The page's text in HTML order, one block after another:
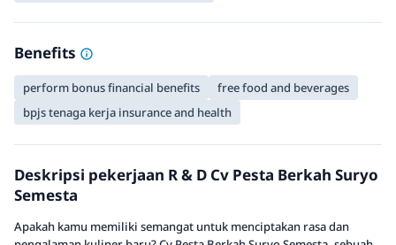
Benefits
perform bonus financial benefits
free food and beverages
bpjs tenaga kerja insurance and health
Deskripsi pekerjaan R & D Cv Pesta Berkah Suryo
Semesta
Apakah kamu memiliki semangat untuk menciptakan rasa dan